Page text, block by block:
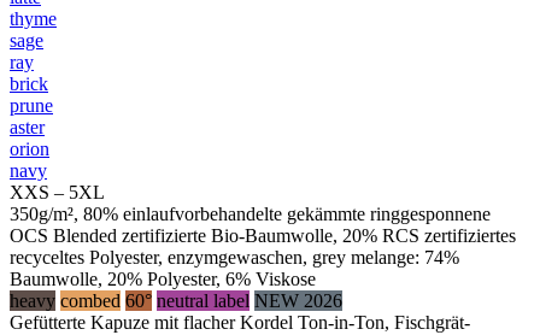
thyme
sage
ray
brick
prune
aster
orion
navy
XXS – 5XL
350g/m², 80% einlaufvorbehandelte gekämmte ringgesponnene
OCS Blended zertifizierte Bio-Baumwolle, 20% RCS zertifiziertes
recyceltes Polyester, enzymgewaschen, grey melange: 74%
Baumwolle, 20% Polyester, 6% Viskose
heavy combed 60° neutral label NEW 2026
Gefütterte Kapuze mit flacher Kordel Ton-in-Ton, Fischgrät-